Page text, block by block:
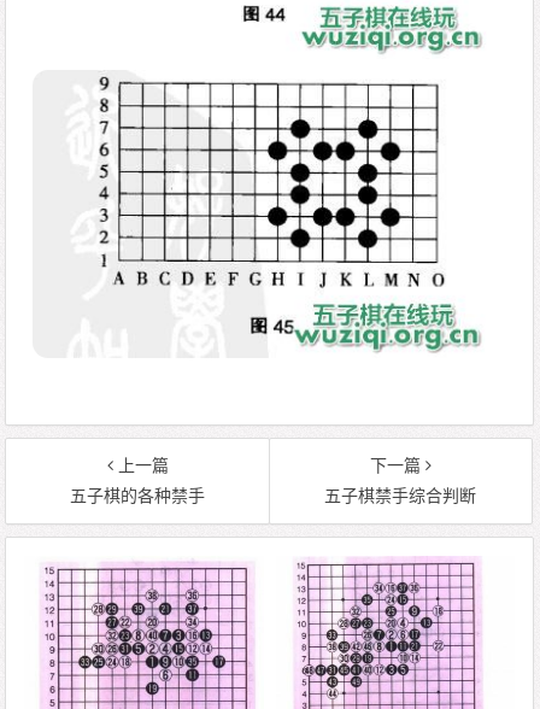
上一篇
五子棋的各种禁手
下一篇
五子棋禁手综合判断